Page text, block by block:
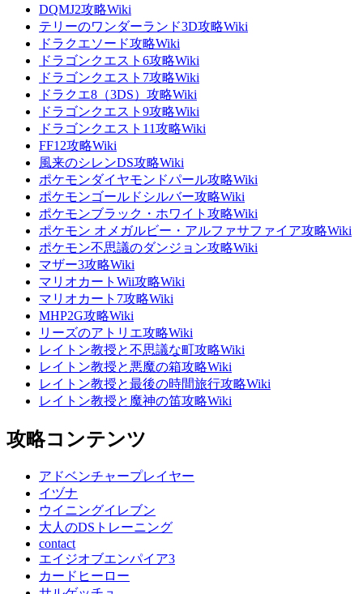
DQMJ2攻略Wiki
テリーのワンダーランド3D攻略Wiki
ドラクエソード攻略Wiki
ドラゴンクエスト6攻略Wiki
ドラゴンクエスト7攻略Wiki
ドラクエ8（3DS）攻略Wiki
ドラゴンクエスト9攻略Wiki
ドラゴンクエスト11攻略Wiki
FF12攻略Wiki
風来のシレンDS攻略Wiki
ポケモンダイヤモンドパール攻略Wiki
ポケモンゴールドシルバー攻略Wiki
ポケモンブラック・ホワイト攻略Wiki
ポケモン オメガルビー・アルファサファイア攻略Wiki
ポケモン不思議のダンジョン攻略Wiki
マザー3攻略Wiki
マリオカートWii攻略Wiki
マリオカート7攻略Wiki
MHP2G攻略Wiki
リーズのアトリエ攻略Wiki
レイトン教授と不思議な町攻略Wiki
レイトン教授と悪魔の箱攻略Wiki
レイトン教授と最後の時間旅行攻略Wiki
レイトン教授と魔神の笛攻略Wiki
攻略コンテンツ
アドベンチャープレイヤー
イヅナ
ウイニングイレブン
大人のDSトレーニング
contact
エイジオブエンパイア3
カードヒーロー